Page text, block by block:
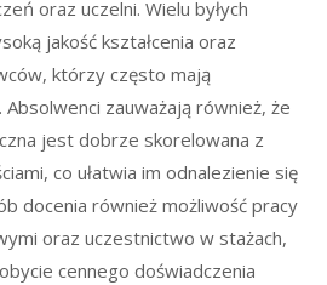
oraz uczelni. Wielu byłych
jakość kształcenia oraz
którzy często mają
zauważają również, że
jest dobrze skorelowana z
co ułatwia im odnalezienie się
docenia również możliwość pracy
oraz uczestnictwo w stażach,
cennego doświadczenia